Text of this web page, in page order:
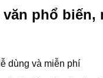
phổ